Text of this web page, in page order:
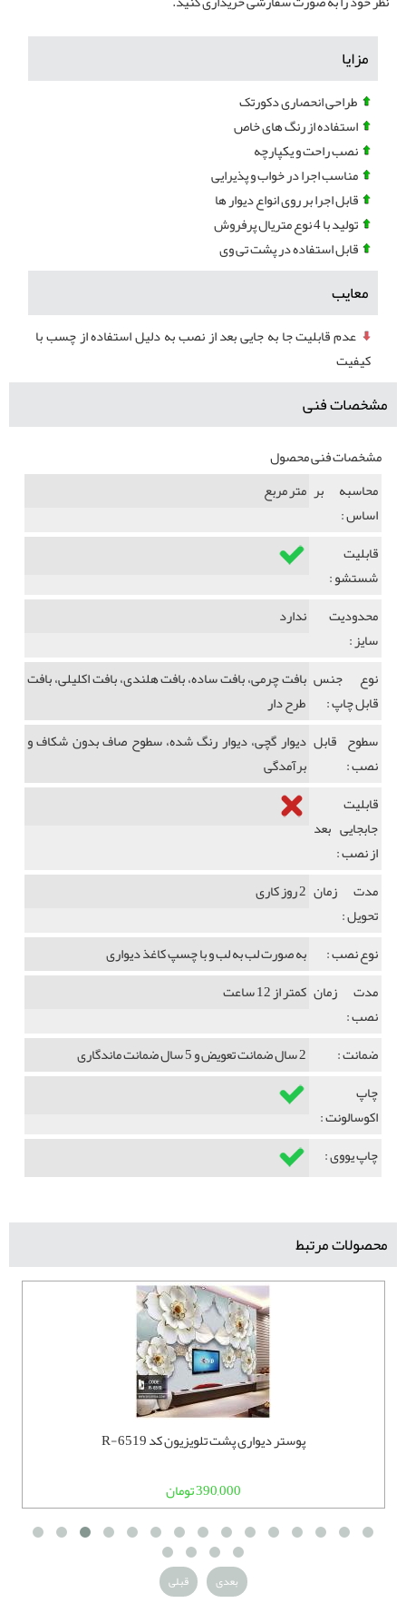
مزایا
طراحی انحصاری دکورتک
استفاده از رنگ های خاص
نصب راحت و یکپارچه
مناسب اجرا در خواب و پذیرایی
قابل اجرا بر روی انواع دیوار ها
تولید با 4 نوع متریال پرفروش
قابل استفاده در پشت تی وی
معایب
عدم قابلیت جا به جایی بعد از نصب به دلیل استفاده از چسب با
کیفیت
مشخصات فنی
مشخصات فنی محصول
محاسبه بر
اساس :
متر مربع
قابلیت
شستشو :
محدودیت
سایز :
ندارد
نوع جنس
قابل چاپ :
بافت چرمی، بافت ساده، بافت هلندی، بافت اکلیلی، بافت
طرح دار
سطوح قابل
نصب :
دیوار گچی، دیوار رنگ شده، سطوح صاف بدون شکاف و
برآمدگی
قابلیت
جابجایی بعد
از نصب :
مدت زمان
تحویل :
2 روز کاری
نوع نصب :
به صورت لب به لب و با چسپ کاغذ دیواری
مدت زمان
نصب :
کمتر از 12 ساعت
ضمانت :
2 سال ضمانت تعویض و 5 سال ضمانت ماندگاری
چاپ
اکوسالونت :
چاپ یووی :
محصولات مرتبط
پوستر دیواری پشت تلویزیون کد R-6519
390,000 تومان
قبلی بعدی